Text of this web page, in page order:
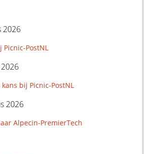
2026
PostNL
bij Picnic-PostNL
2026
Alpecin-PremierTech